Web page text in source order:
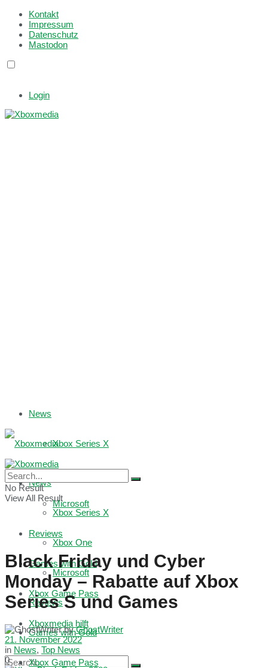
Kontakt
Impressum
Datenschutz
Mastodon
Login
News
Xbox Series X
Microsoft
Reviews
Games with Gold
Xbox Game Pass
Xboxmedia hilft
News
Xbox Series X
Xbox One
Microsoft
Reviews
Games with Gold
Xbox Game Pass
No Result
View All Result
Black Friday und Cyber
Monday – Rabatte auf Xbox
Series S und Games
by GhostWriter
21. November 2022
in News, Top News
0